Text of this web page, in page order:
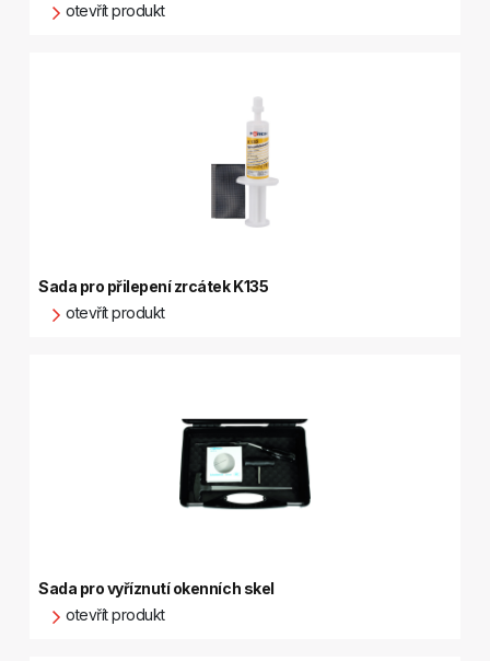
otevřít produkt
Sada pro přilepení zrcátek K135
otevřít produkt
Sada pro vyříznutí okenních skel
otevřít produkt